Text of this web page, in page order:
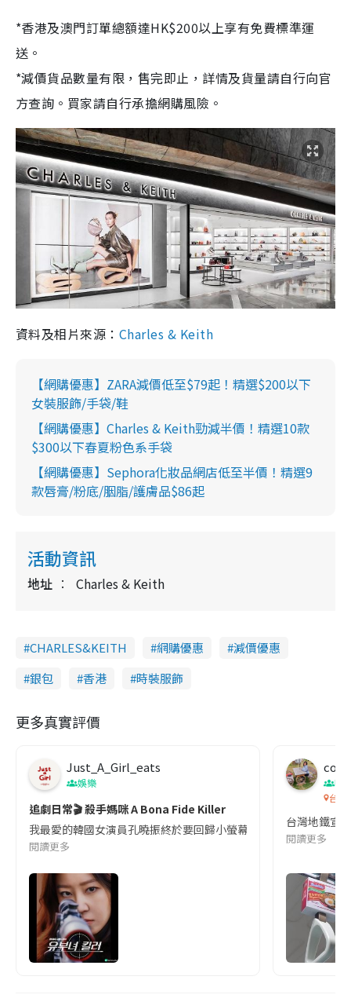
*香港及澳門訂單總額達HK$200以上享有免費標準運
送。
*減價貨品數量有限，售完即止，詳情及貨量請自行向官
方查詢。買家請自行承擔網購風險。
資料及相片來源： Charles & Keith
【網購優惠】ZARA減價低至$79起！精選$200以下
女裝服飾/手袋/鞋
【網購優惠】Charles & Keith勁減半價！精選10款
$300以下春夏粉色系手袋
【網購優惠】Sephora化妝品網店低至半價！精選9
款唇膏/粉底/胭脂/護膚品$86起
活動資訊
地址 Charles & Keith
CHARLES&KEITH 網購優惠
減價優惠
銀包
香港 時裝服飾
更多真實評價
Just_A_Girl_eats
娛樂
追劇日常🎬 殺手媽咪 A Bona Fide Killer
我最愛的韓國女演員孔曉振終於要回歸小螢幕啦!這次的劇本改編
閱讀更多
co
吹
台灣
台灣地鐵宣
閱讀更多